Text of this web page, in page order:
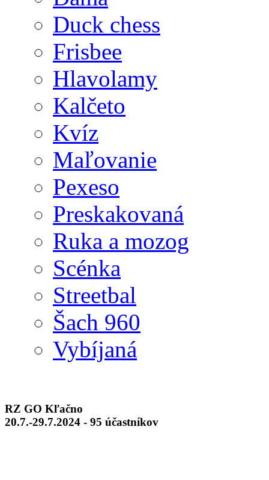
Duck chess
Frisbee
Hlavolamy
Kalčeto
Kvíz
Maľovanie
Pexeso
Preskakovaná
Ruka a mozog
Scénka
Streetbal
Šach 960
Vybíjaná
RZ GO Kľačno
20.7.-29.7.2024 - 95 účastníkov